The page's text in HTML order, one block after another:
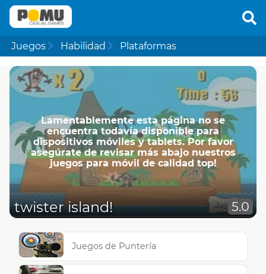
Juegos Habilidad Plataformas
Lamentablemente esta página no se
encuentra todavía disponible para
dispositivos móviles y tablets. Por favor
asegúrate de revisar más abajo nuestros
juegos para móvil de calidad top!
twister island! 5.0
Juegos de Puntería